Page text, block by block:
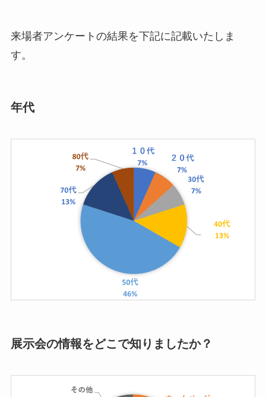
来場者アンケートの結果を下記に記載いたしま
す。
年代
展示会の情報をどこで知りましたか？